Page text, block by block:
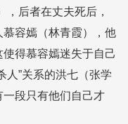
，后者在丈夫死后，
容嫣（林青霞），他
得慕容嫣迷失于自己
人”关系的洪七（张学
段只有他们自己才